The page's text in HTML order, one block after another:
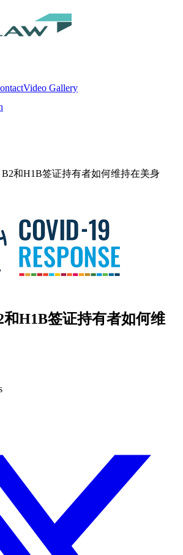
Video Gallery
和H1B签证持有者如何维持在美身
和H1B签证持有者如何维